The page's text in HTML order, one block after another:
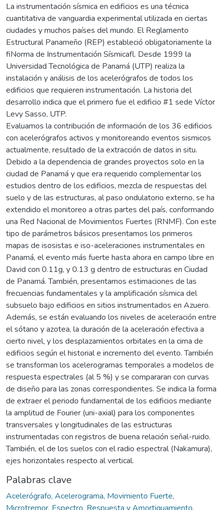
La instrumentación sísmica en edificios es una técnica
cuantitativa de vanguardia experimental utilizada en ciertas
ciudades y muchos países del mundo. El Reglamento
Estructural Panameño (REP) estableció obligatoriamente la
fiNorma de Instrumentación Sísmicafl. Desde 1999 la
Universidad Tecnológica de Panamá (UTP) realiza la
instalación y análisis de los acelerógrafos de todos los
edificios que requieren instrumentación. La historia del
desarrollo indica que el primero fue el edificio #1 sede Víctor
Levy Sasso, UTP.
Evaluamos la contribución de información de los 36 edificios
con acelerógrafos activos y monitoreando eventos sismicos
actualmente, resultado de la extracción de datos in situ.
Debido a la dependencia de grandes proyectos solo en la
ciudad de Panamá y que era requerido complementar los
estudios dentro de los edificios, mezcla de respuestas del
suelo y de las estructuras, al paso ondulatorio externo, se ha
extendido el monitoreo a otras partes del país, conformando
una Red Nacional de Movimientos Fuertes (RNMF). Con este
tipo de parámetros básicos presentamos los primeros
mapas de isosistas e iso-aceleraciones instrumentales en
Panamá, el evento más fuerte hasta ahora en campo libre en
David con 0.11g, y 0.13 g dentro de estructuras en Ciudad
de Panamá. También, presentamos estimaciones de las
frecuencias fundamentales y la amplificación sísmica del
subsuelo bajo edificios en sitios instrumentados en Azuero.
Además, se están evaluando los niveles de aceleración entre
el sótano y azotea, la duración de la aceleración efectiva a
cierto nivel, y los desplazamientos orbitales en la cima de
edificios según el historial e incremento del evento. También
se transforman los acelerogramas temporales a modelos de
respuesta espectrales (al 5 %) y se compararan con curvas
de diseño para las zonas correspondientes. Se indica la forma
de extraer el periodo fundamental de los edificios mediante
la amplitud de Fourier (uni-axial) para los componentes
transversales y longitudinales de las estructuras
instrumentadas con registros de buena relación señal-ruido.
También, el de los suelos con el radio espectral (Nakamura),
ejes horizontales respecto al vertical.
Palabras clave
Acelerógrafo, Acelerograma, Movimiento Fuerte,